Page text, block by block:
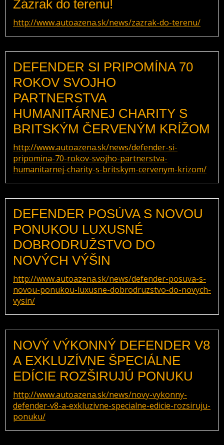
Zázrak do terenu!
http://www.autoazena.sk/news/zazrak-do-terenu/
DEFENDER SI PRIPOMÍNA 70
ROKOV SVOJHO
PARTNERSTVA
HUMANITÁRNEJ CHARITY S
BRITSKÝM ČERVENÝM KRÍŽOM
http://www.autoazena.sk/news/defender-si-
pripomina-70-rokov-svojho-partnerstva-
humanitarnej-charity-s-britskym-cervenym-krizom/
DEFENDER POSÚVA S NOVOU
PONUKOU LUXUSNÉ
DOBRODRUŽSTVO DO
NOVÝCH VÝŠIN
http://www.autoazena.sk/news/defender-posuva-s-
novou-ponukou-luxusne-dobrodruzstvo-do-novych-
vysin/
NOVÝ VÝKONNÝ DEFENDER V8
A EXKLUZÍVNE ŠPECIÁLNE
EDÍCIE ROZŠIRUJÚ PONUKU
http://www.autoazena.sk/news/novy-vykonny-
defender-v8-a-exkluzivne-specialne-edicie-rozsiruju-
ponuku/